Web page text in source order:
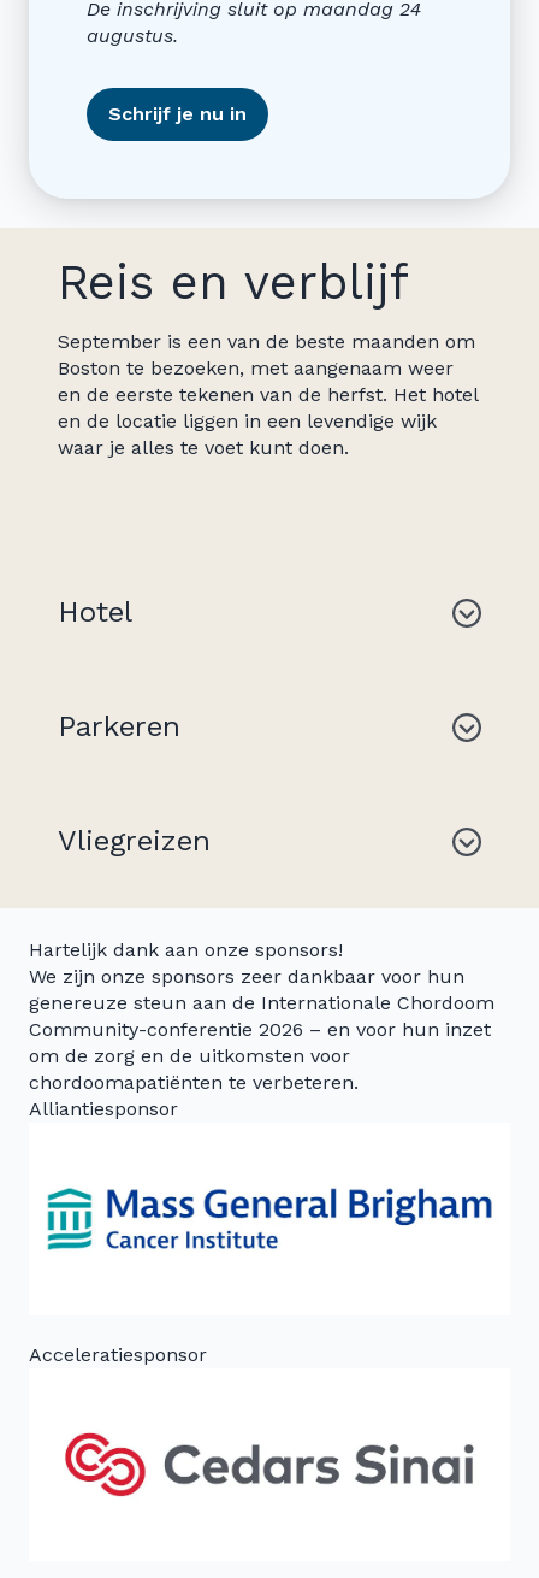
De inschrijving sluit op maandag 24
augustus.
Schrijf je nu in
Reis en verblijf
September is een van de beste maanden om
Boston te bezoeken, met aangenaam weer
en de eerste tekenen van de herfst. Het hotel
en de locatie liggen in een levendige wijk
waar je alles te voet kunt doen.
Hotel
Parkeren
Vliegreizen
Hartelijk dank aan onze sponsors!
We zijn onze sponsors zeer dankbaar voor hun
genereuze steun aan de Internationale Chordoom
Community-conferentie 2026 – en voor hun inzet
om de zorg en de uitkomsten voor
chordoomapatiënten te verbeteren.
Alliantiesponsor
Acceleratiesponsor